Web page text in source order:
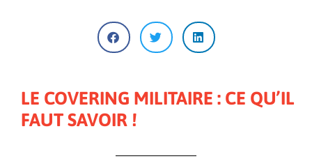
LE COVERING MILITAIRE : CE QU’IL
FAUT SAVOIR !